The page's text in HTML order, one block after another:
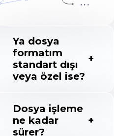
...
Ya dosya
formatım
standart dışı
veya özel ise?
Dosya işleme
ne kadar
sürer?